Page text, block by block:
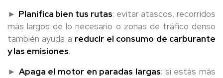
► Planifica bien tus rutas: evitar atascos, recorridos
más largos de lo necesario o zonas de tráfico denso
también ayuda a reducir el consumo de carburante
y las emisiones.
► Apaga el motor en paradas largas: si estás más